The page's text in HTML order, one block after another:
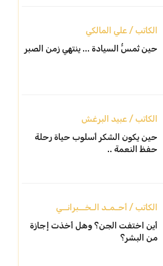
الكاتب / علي المالكي
حين تُمسُّ السيادة ... ينتهي زمن الصبر
الكاتب / عبيد البرغش
حين يكون الشكر أسلوب حياة رحلة
حفظ النعمة ..
الكاتب / أحـمـد الـخــبرانــي
أين اختفت الجن؟ وهل أخذت إجازة
من البشر؟